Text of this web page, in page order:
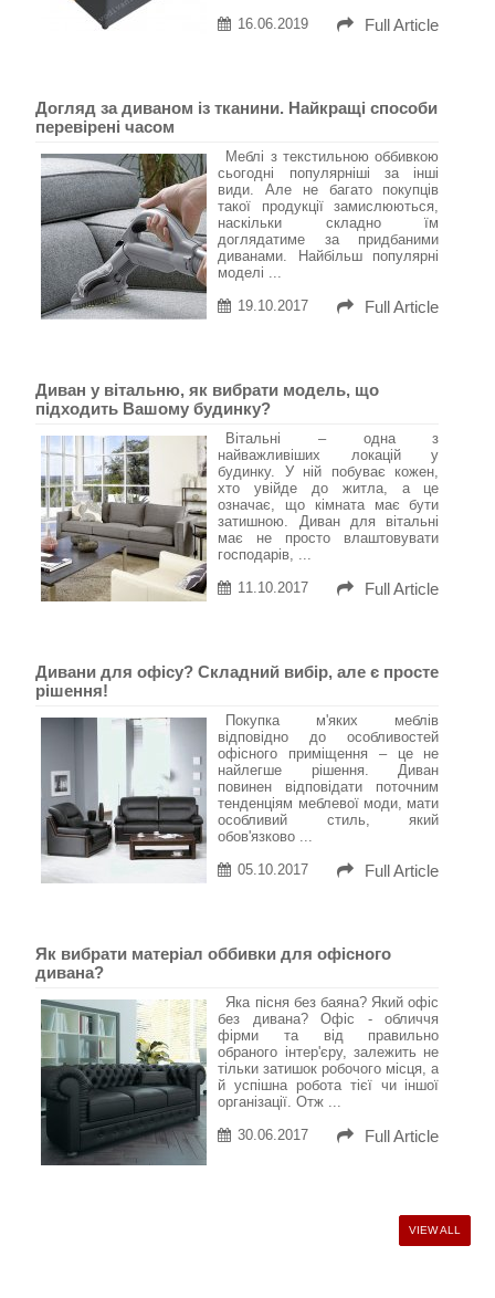
16.06.2019
Full Article
Догляд за диваном із тканини. Найкращі способи
перевірені часом
Меблі з текстильною оббивкою
сьогодні популярніші за інші
види. Але не багато покупців
такої продукції замислюються,
наскільки складно їм
доглядатиме за придбаними
диванами. Найбільш популярні
моделі ...
19.10.2017
Full Article
Диван у вітальню, як вибрати модель, що
підходить Вашому будинку?
Вітальні – одна з
найважливіших локацій у
будинку. У ній побуває кожен,
хто увійде до житла, а це
означає, що кімната має бути
затишною. Диван для вітальні
має не просто влаштовувати
господарів, ...
11.10.2017
Full Article
Дивани для офісу? Складний вибір, але є просте
рішення!
Покупка м'яких меблів
відповідно до особливостей
офісного приміщення – це не
найлегше рішення. Диван
повинен відповідати поточним
тенденціям меблевої моди, мати
особливий стиль, який
обов'язково ...
05.10.2017
Full Article
Як вибрати матеріал оббивки для офісного
дивана?
Яка пісня без баяна? Який офіс
без дивана? Офіс - обличчя
фірми та від правильно
обраного інтер'єру, залежить не
тільки затишок робочого місця, а
й успішна робота тієї чи іншої
організації. Отж ...
30.06.2017
Full Article
VIEW ALL